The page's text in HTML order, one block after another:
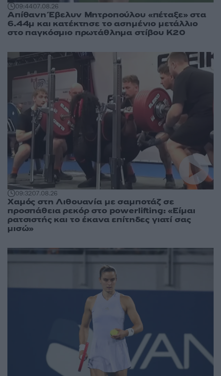
09:4407.08.26
Απίθανη Έβελυν Μητροπούλου «πέταξε» στα
6.44μ και κατέκτησε το ασημένιο μετάλλιο
στο παγκόσμιο πρωτάθλημα στίβου Κ20
09:3207.08.26
Χαμός στη Λιθουανία με σαμποτάζ σε
προσπάθεια ρεκόρ στο powerlifting: «Είμαι
ρατσιστής και το έκανα επίτηδες γιατί σας
μισώ»